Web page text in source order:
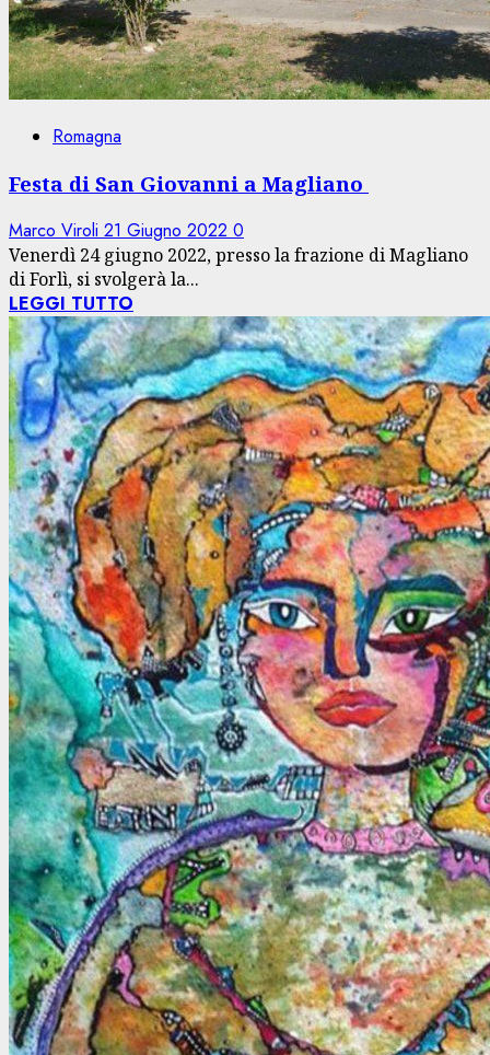
Romagna
Festa di San Giovanni a Magliano
Marco Viroli 21 Giugno 2022 0
Venerdì 24 giugno 2022, presso la frazione di Magliano
di Forlì, si svolgerà la...
LEGGI TUTTO